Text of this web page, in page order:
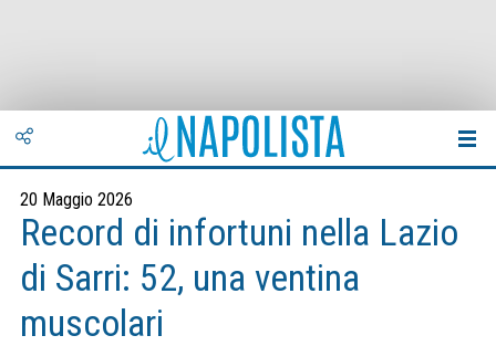
20 Maggio 2026
Record di infortuni nella Lazio
di Sarri: 52, una ventina
muscolari